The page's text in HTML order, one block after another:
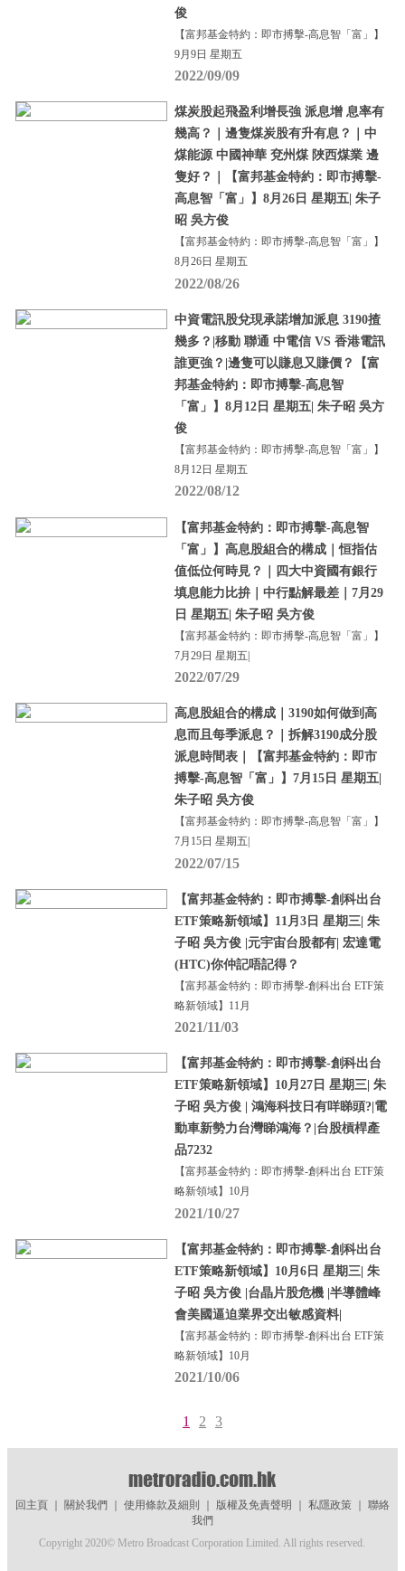
俊
【富邦基金特約：即市搏擊-高息智「富」】
9月9日 星期五
2022/09/09
煤炭股起飛盈利增長強 派息增 息率有
幾高？｜邊隻煤炭股有升有息？｜中
煤能源 中國神華 兗州煤 陜西煤業 邊
隻好？｜【富邦基金特約：即市搏擊-
高息智「富」】8月26日 星期五| 朱子
昭 吳方俊
【富邦基金特約：即市搏擊-高息智「富」】
8月26日 星期五
2022/08/26
中資電訊股兌現承諾增加派息 3190揸
幾多？|移動 聯通 中電信 VS 香港電訊
誰更強？|邊隻可以賺息又賺價？【富
邦基金特約：即市搏擊-高息智
「富」】8月12日 星期五| 朱子昭 吳方
俊
【富邦基金特約：即市搏擊-高息智「富」】
8月12日 星期五
2022/08/12
【富邦基金特約：即市搏擊-高息智
「富」】高息股組合的構成｜恒指估
值低位何時見？｜四大中資國有銀行
填息能力比拚｜中行點解最差｜7月29
日 星期五| 朱子昭 吳方俊
【富邦基金特約：即市搏擊-高息智「富」】
7月29日 星期五|
2022/07/29
高息股組合的構成｜3190如何做到高
息而且每季派息？｜拆解3190成分股
派息時間表｜【富邦基金特約：即市
搏擊-高息智「富」】7月15日 星期五|
朱子昭 吳方俊
【富邦基金特約：即市搏擊-高息智「富」】
7月15日 星期五|
2022/07/15
【富邦基金特約：即市搏擊-創科出台
ETF策略新領域】11月3日 星期三| 朱
子昭 吳方俊 |元宇宙台股都有| 宏達電
(HTC)你仲記唔記得？
【富邦基金特約：即市搏擊-創科出台 ETF策
略新領域】11月
2021/11/03
【富邦基金特約：即市搏擊-創科出台
ETF策略新領域】10月27日 星期三| 朱
子昭 吳方俊 | 鴻海科技日有咩睇頭?|電
動車新勢力台灣睇鴻海？|台股槓桿產
品7232
【富邦基金特約：即市搏擊-創科出台 ETF策
略新領域】10月
2021/10/27
【富邦基金特約：即市搏擊-創科出台
ETF策略新領域】10月6日 星期三| 朱
子昭 吳方俊 |台晶片股危機 |半導體峰
會美國逼迫業界交出敏感資料|
【富邦基金特約：即市搏擊-創科出台 ETF策
略新領域】10月
2021/10/06
1 2 3
回主頁｜ 關於我們 使用條款及細則 版權及免責聲明 私隱政策｜ 聯絡
我們
Copyright 2020© Metro Broadcast Corporation Limited. All rights reserved.